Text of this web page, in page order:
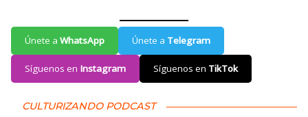
Únete a WhatsApp Únete a Telegram
Síguenos en Instagram Síguenos en TikTok
CULTURIZANDO PODCAST